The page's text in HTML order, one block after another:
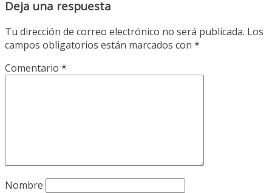
Deja una respuesta
Tu dirección de correo electrónico no será publicada. Los
campos obligatorios están marcados con *
Comentario *
Nombre